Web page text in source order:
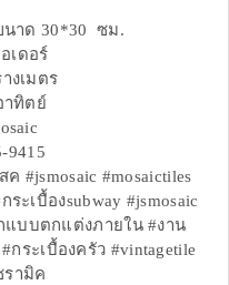
นาด 30*30 ซม.
เดอร์
งเมตร
าทิตย์
9415
ค #jsmosaic #mosaictiles
ระเบื้องsubway #jsmosaic
แบบตกแต่งภายใน #งาน
ระเบื้องครัว #vintagetile
รามิค